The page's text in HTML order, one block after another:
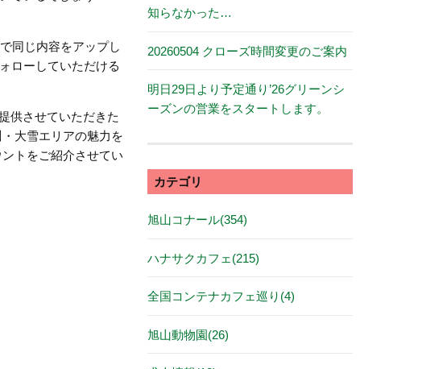
同じ内容をアップし
ローしていただける
供させていただきた
大雪エリアの魅力を
トをご紹介させてい
知らなかった…
20260504 クローズ時間変更のご案内
明日29日より予定通り’26グリーンシ
ーズンの営業をスタートします。
カテゴリ
旭山コナール(354)
ハナサクカフェ(215)
全国コンテナカフェ巡り(4)
旭山動物園(26)